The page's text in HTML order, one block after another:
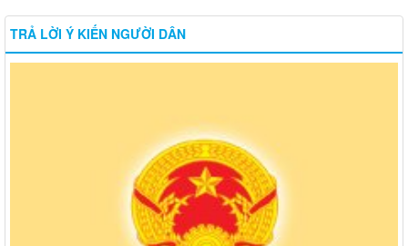
TRẢ LỜI Ý KIẾN NGƯỜI DÂN